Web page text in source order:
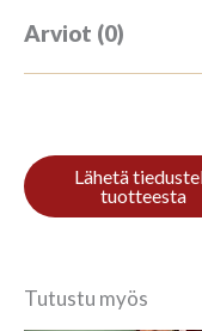
Arviot (0)
Kirjoita
Sinun on
Tutustu myös